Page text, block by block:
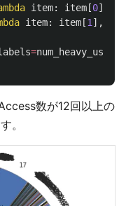
item: item[0],
item: item[1 ],
=
数が12回以上の
。